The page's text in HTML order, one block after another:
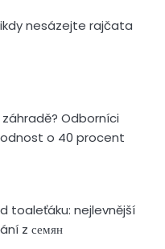
nesázejte rajčata
Odborníci
o 40 procent
toaleťáku: nejlevnější
z семян